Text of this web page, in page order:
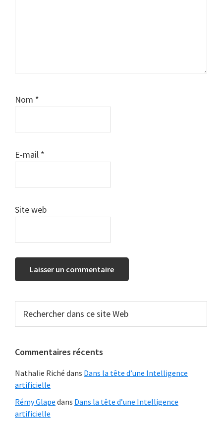
Nom *
E-mail *
Site web
Barre
latérale
dans
Web
Commentaires récents
Nathalie Riché dans Dans la tête d’une Intelligence
artificielle
Rémy Glape dans Dans la tête d’une Intelligence
artificielle